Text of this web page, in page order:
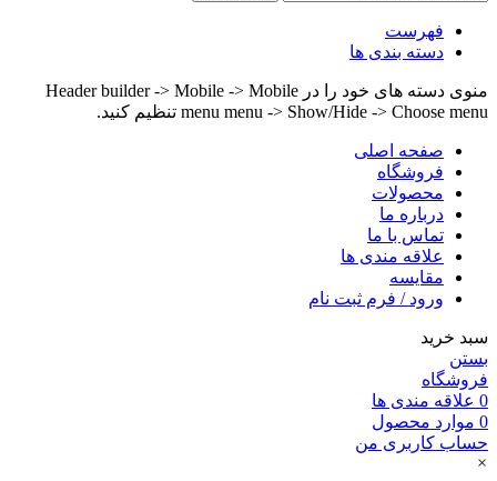
فهرست
دسته بندی ها
منوی دسته های خود را در Header builder -> Mobile -> Mobile
menu menu -> Show/Hide -> Choose menu تنظیم کنید.
صفحه اصلی
فروشگاه
محصولات
درباره ما
تماس با ما
علاقه مندی ها
مقایسه
ورود / فرم ثبت نام
سبد خرید
بستن
فروشگاه
0 علاقه مندی ها
0 موارد محصول
حساب کاربری من
×